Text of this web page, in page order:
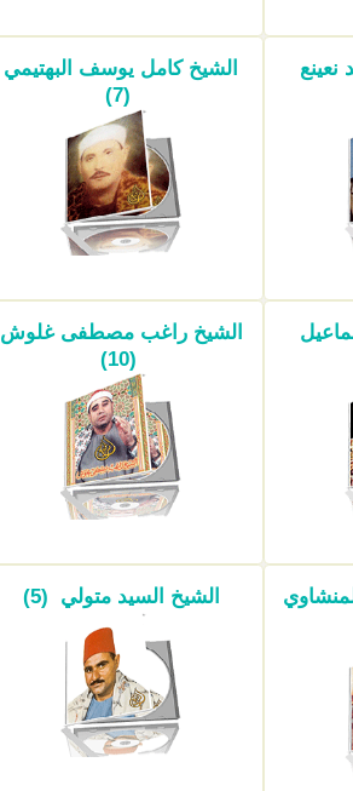
نعينع
الشيخ كامل يوسف البهتيمي
(7)
الشيخ راغب مصطفى غلوش
(10)
الشيخ السيد متولي (5)